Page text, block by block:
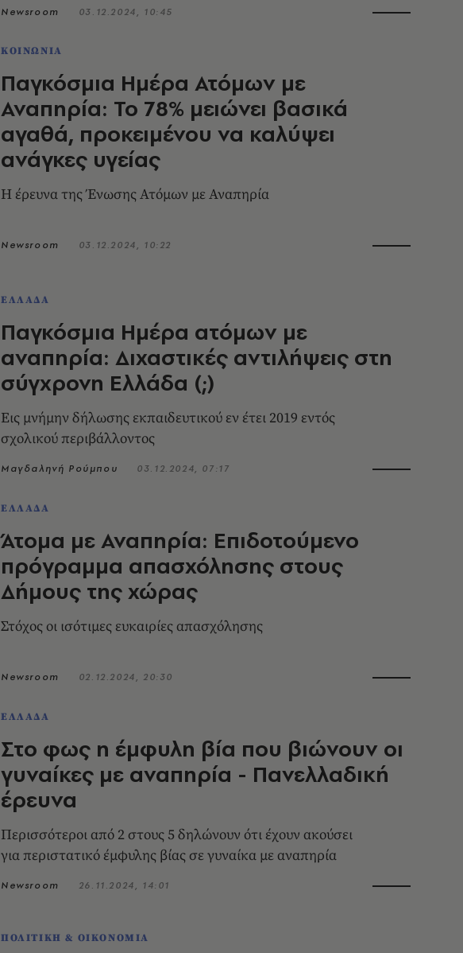
Newsroom 03.12.2024, 10:45
ΚΟΙΝΩΝΙΑ
Παγκόσμια Ημέρα Ατόμων με
Αναπηρία: Το 78% μειώνει βασικά
αγαθά, προκειμένου να καλύψει
ανάγκες υγείας
Η έρευνα της Ένωσης Ατόμων με Αναπηρία
Newsroom 03.12.2024, 10:22
ΕΛΛΑΔΑ
Παγκόσμια Ημέρα ατόμων με
αναπηρία: Διχαστικές αντιλήψεις στη
σύγχρονη Ελλάδα (;)
Εις μνήμην δήλωσης εκπαιδευτικού εν έτει 2019 εντός
σχολικού περιβάλλοντος
Μαγδαληνή Ρούμπου 03.12.2024, 07:17
ΕΛΛΑΔΑ
Άτομα με Αναπηρία: Επιδοτούμενο
πρόγραμμα απασχόλησης στους
Δήμους της χώρας
Στόχος οι ισότιμες ευκαιρίες απασχόλησης
Newsroom 02.12.2024, 20:30
ΕΛΛΑΔΑ
Στο φως η έμφυλη βία που βιώνουν οι
γυναίκες με αναπηρία - Πανελλαδική
έρευνα
Περισσότεροι από 2 στους 5 δηλώνουν ότι έχουν ακούσει
για περιστατικό έμφυλης βίας σε γυναίκα με αναπηρία
Newsroom 26.11.2024, 14:01
ΠΟΛΙΤΙΚΗ & ΟΙΚΟΝΟΜΙΑ